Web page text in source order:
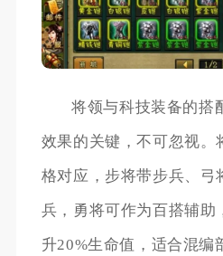
将领与科技装备的搭
效果的关键，不可忽视。
格对应，步将带步兵、弓
兵，勇将可作为百搭辅助
升20%生命值，适合混编